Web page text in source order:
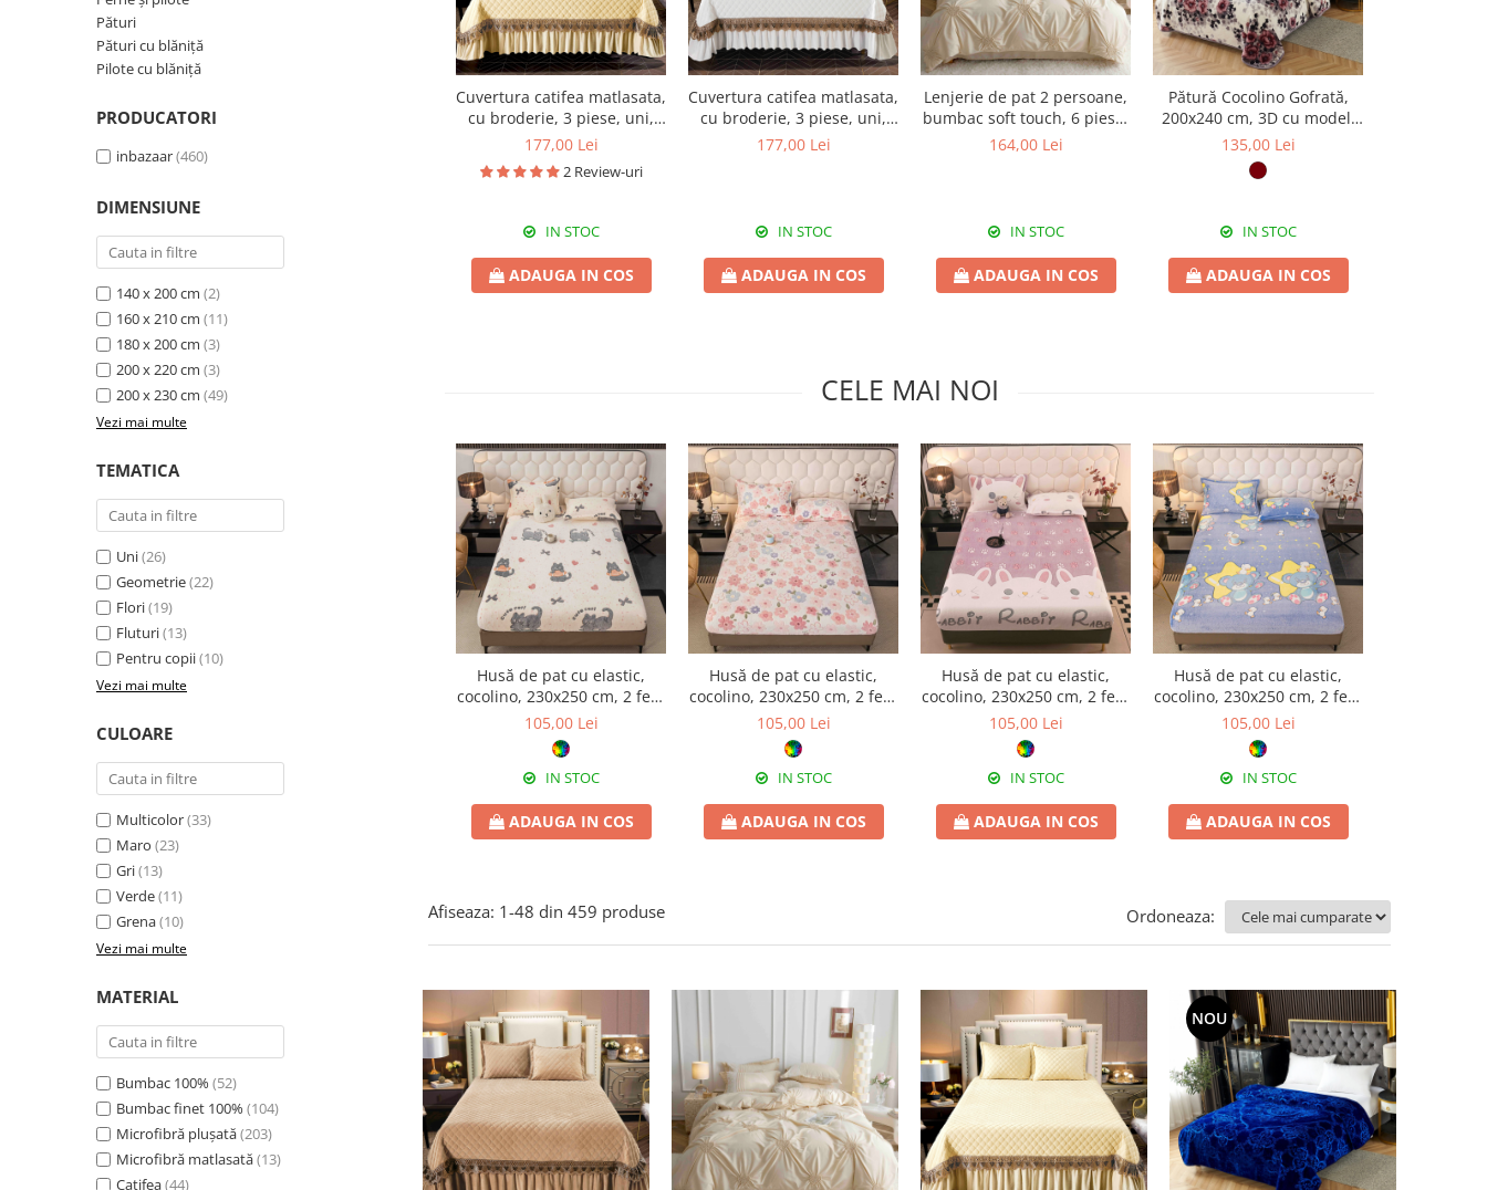
Pilote cu blăniță
Pături
Pături cu blăniță
Pilote cu blăniță
PRODUCATORI
inbazaar(460)
DIMENSIUNE
140 x 200 cm (2)
160 x 210 cm (11)
180 x 200 cm (3)
200 x 220 cm (3)
200 x 230 cm (49)
Vezi mai multe
TEMATICA
Uni(26)
Geometrie(22)
Flori(19)
Fluturi(13)
Pentru copii(10)
Vezi mai multe
CULOARE
Multicolor(33)
Maro (23)
Gri(13)
Verde(11)
Grena(10)
Vezi mai multe
MATERIAL
Bumbac 100% (52)
Bumbac finet 100% (104)
Microfibră plușată(203)
Microfibră matlasată(13)
Catifea(44)
Cuvertura catifea matlasata,
cu broderie, 3 piese, uni,
220X240 cm CC72
177,00 Lei
2 Review-uri
IN STOC
ADAUGA IN COS
Cuvertura catifea matlasata,
cu broderie, 3 piese, uni,
220X240 cm CC79
177,00 Lei
IN STOC
ADAUGA IN COS
Lenjerie de pat 2 persoane,
bumbac soft touch, 6 piese,
PRE06
164,00 Lei
IN STOC
ADAUGA IN COS
Pătură Cocolino Gofrată,
200x240 cm, 3D cu model,
floral, PGU201
135,00 Lei
IN STOC
ADAUGA IN COS
CELE MAI NOI
Husă de pat cu elastic,
cocolino, 230x250 cm, 2 fețe
de pernă, pisicuțe și
inimioare
105,00 Lei
IN STOC
ADAUGA IN COS
Husă de pat cu elastic,
cocolino, 230x250 cm, 2 fețe
de pernă, flori în relief
105,00 Lei
IN STOC
ADAUGA IN COS
Husă de pat cu elastic,
cocolino, 230x250 cm, 2 fețe
de pernă, iepurași
105,00 Lei
IN STOC
ADAUGA IN COS
Husă de pat cu elastic,
cocolino, 230x250 cm, 2 fețe
de pernă, steluțe și lună
105,00 Lei
IN STOC
ADAUGA IN COS
Afiseaza: 1-48 din 459 produse Ordoneaza:
NOU